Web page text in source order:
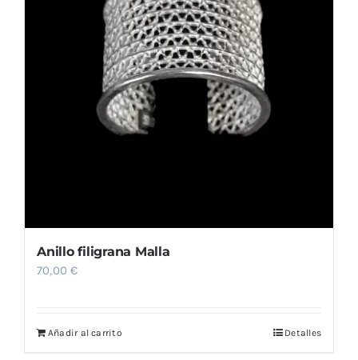
Anillo filigrana Malla
70,00€
Añadir al carrito Detalles